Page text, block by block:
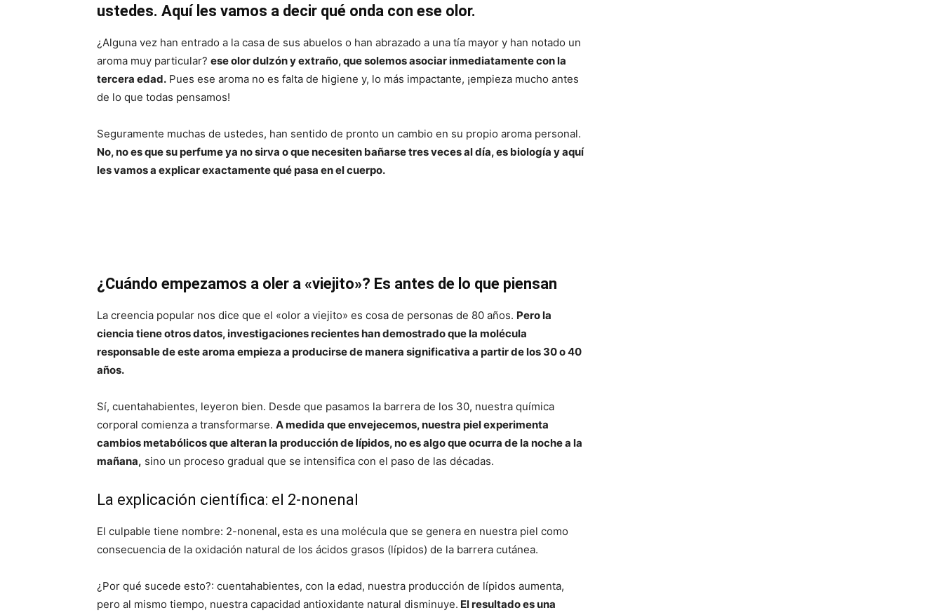
ustedes. Aquí les vamos a decir qué onda con ese olor.
¿Alguna vez han entrado a la casa de sus abuelos o han abrazado a una tía mayor y han notado un
aroma muy particular? ese olor dulzón y extraño, que solemos asociar inmediatamente con la
tercera edad. Pues ese aroma no es falta de higiene y, lo más impactante, ¡empieza mucho antes
de lo que todas pensamos!
Seguramente muchas de ustedes, han sentido de pronto un cambio en su propio aroma personal.
No, no es que su perfume ya no sirva o que necesiten bañarse tres veces al día, es biología y aquí
les vamos a explicar exactamente qué pasa en el cuerpo.
¿Cuándo empezamos a oler a «viejito»? Es antes de lo que piensan
La creencia popular nos dice que el «olor a viejito» es cosa de personas de 80 años. Pero la
ciencia tiene otros datos, investigaciones recientes han demostrado que la molécula
responsable de este aroma empieza a producirse de manera significativa a partir de los 30 o 40
años.
Sí, cuentahabientes, leyeron bien. Desde que pasamos la barrera de los 30, nuestra química
corporal comienza a transformarse. A medida que envejecemos, nuestra piel experimenta
cambios metabólicos que alteran la producción de lípidos, no es algo que ocurra de la noche a la
mañana, sino un proceso gradual que se intensifica con el paso de las décadas.
La explicación científica: el 2-nonenal
El culpable tiene nombre: 2-nonenal,esta es una molécula que se genera en nuestra piel como
consecuencia de la oxidación natural de los ácidos grasos (lípidos) de la barrera cutánea.
¿Por qué sucede esto?: cuentahabientes, con la edad, nuestra producción de lípidos aumenta,
pero al mismo tiempo, nuestra capacidad antioxidante natural disminuye. El resultado es una